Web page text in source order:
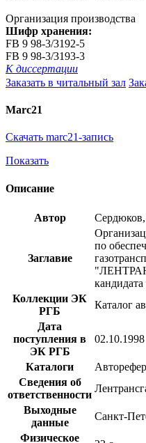
Организация производства
Шифр хранения:
FB 9 98-3/3192-5
FB 9 98-3/3193-3
К диссертации
Заказать в читальный зал
Marc21
Скачать marc21-запись
Показать
Описание
Автор
Заглавие
по
Коллекции ЭК
РГБ
Каталог
Дата
поступления в
ЭК РГБ
02.10.1998
Каталоги
Сведения об
ответственности
Выходные
данные
Санкт-
Физическое